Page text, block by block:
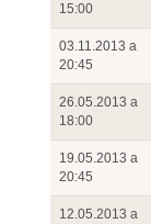
15:00
03.11.2013 a
20:45
26.05.2013 a
18:00
19.05.2013 a
20:45
12.05.2013 a